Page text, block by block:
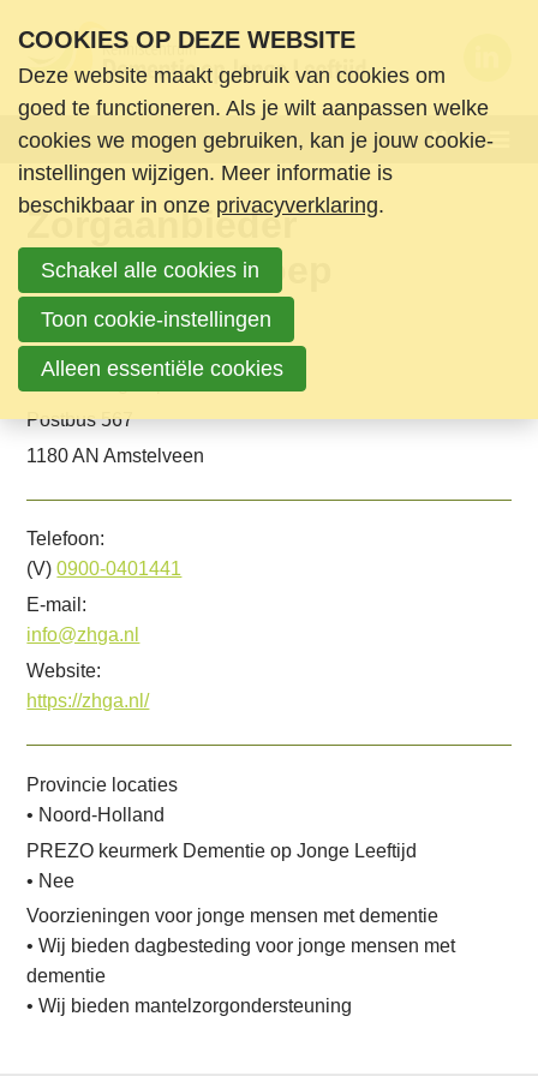
r
i
n
g
n
a
a
r
d
e
n
a
v
i
g
a
Menu
Zorgaanbieder
Zonnehuisgroep
Amstelland
Lidorganisatie:
Zonnehuisgroep Amstelland
Postbus 567
1180 AN Amstelveen
Telefoon:
(V)0900-0401441
E-mail:
info@zhga.nl
Website:
https://zhga.nl/
Provincie locaties
• Noord-Holland
PREZO keurmerk Dementie op Jonge Leeftijd
• Nee
Voorzieningen voor jonge mensen met dementie
• Wij bieden dagbesteding voor jonge mensen met
dementie
• Wij bieden mantelzorgondersteuning
Wie zijn we
Wat doen we
Nieuws en ondersteuning
Nieuws
Informatie & Ondersteuning
Boeken en media
Contact
Login
COOKIES OP DEZE WEBSITE
Deze website maakt gebruik van cookies om
goed te functioneren. Als je wilt aanpassen welke
cookies we mogen gebruiken, kan je jouw cookie-
instellingen wijzigen. Meer informatie is
beschikbaar in onze privacyverklaring.
Schakel alle cookies in
Toon cookie-instellingen
Alleen essentiële cookies